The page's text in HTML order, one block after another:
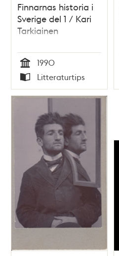
Finnarnas historia i
Sverige del 1 / Kari
Tarkiainen
Tid
1990
Typ
Litteraturtips